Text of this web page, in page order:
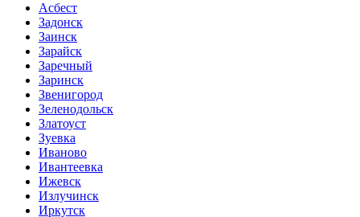
Асбест
Задонск
Заинск
Зарайск
Заречный
Заринск
Звенигород
Зеленодольск
Златоуст
Зуевка
Иваново
Ивантеевка
Ижевск
Излучинск
Иркутск